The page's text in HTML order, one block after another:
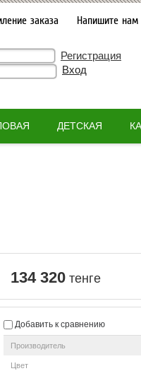
заказа Напишите нам
Регистрация
ДЕТСКАЯ
134 320 тенге
Добавить к сравнению
Производитель
Цвет